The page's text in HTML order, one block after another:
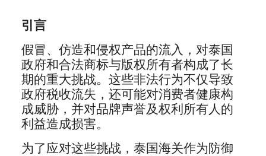
引言
假冒、仿造和侵权产品的流入，对泰国
政府和合法商标与版权所有者构成了长
期的重大挑战。这些非法行为不仅导致
政府税收流失，还可能对消费者健康构
成威胁，并对品牌声誉及权利所有人的
利益造成损害。
为了应对这些挑战，泰国海关作为防御